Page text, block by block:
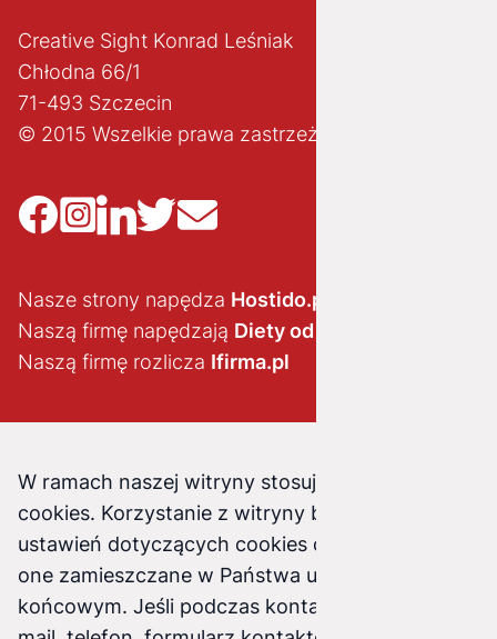
Creative Sight Konrad Leśniak
Chłodna 66/1
71-493 Szczecin
© 2015 Wszelkie prawa zastrzeżone
Nasze strony napędza Hostido.pl
Naszą firmę napędzają Diety od brokuła
Naszą firmę rozlicza Ifirma.pl
W ramach naszej witryny stosujemy pliki
cookies. Korzystanie z witryny bez zmiany
ustawień dotyczących cookies oznacza, że będą
one zamieszczane w Państwa urządzeniu
końcowym. Jeśli podczas kontaktu z nami (e-